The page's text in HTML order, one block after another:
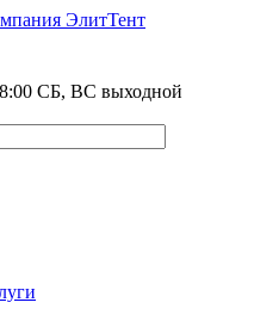
СБ, ВС выходной